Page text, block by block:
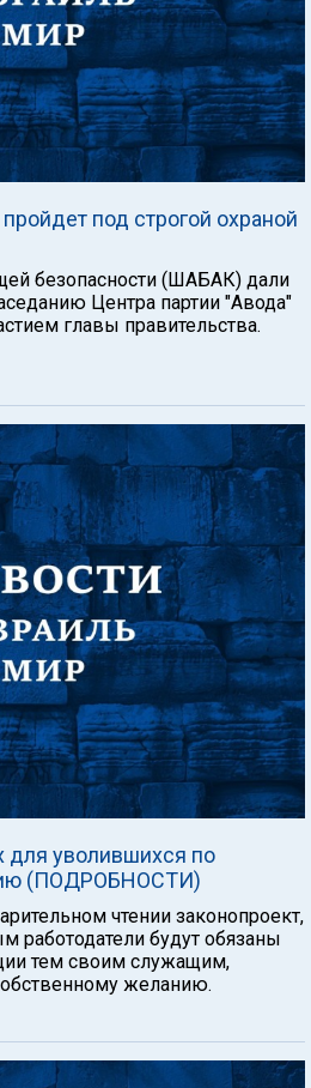
под строгой охраной
безопасности (ШАБАК) дали
Центра партии "Авода"
главы правительства.
для уволившихся по
(ПОДРОБНОСТИ)
чтении законопроект,
работодатели будут обязаны
тем своим служащим,
желанию.